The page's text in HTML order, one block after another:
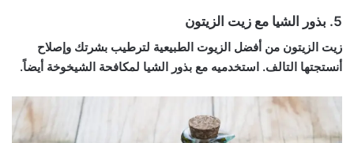
5. بذور الشيا مع زيت الزيتون
زيت الزيتون من أفضل الزيوت الطبيعية لترطيب بشرتك وإصلاح
أنستجتها التالف. استخدميه مع بذور الشيا لمكافحة الشيخوخة أيضاً.